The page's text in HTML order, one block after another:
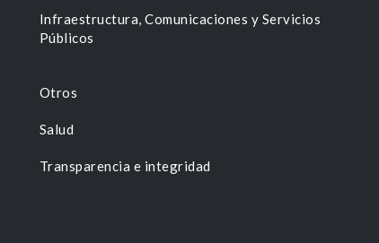
Infraestructura, Comunicaciones y Servicios
Públicos
Otros
Salud
Transparencia e integridad